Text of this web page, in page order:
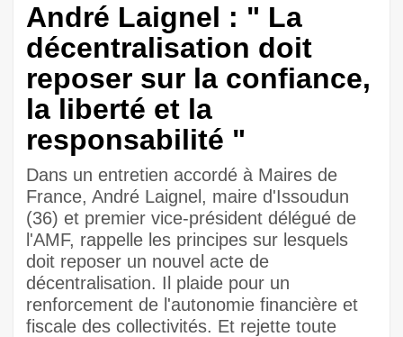
André Laignel : " La
décentralisation doit
reposer sur la confiance,
la liberté et la
responsabilité "
Dans un entretien accordé à Maires de
France, André Laignel, maire d'Issoudun
(36) et premier vice-président délégué de
l'AMF, rappelle les principes sur lesquels
doit reposer un nouvel acte de
décentralisation. Il plaide pour un
renforcement de l'autonomie financière et
fiscale des collectivités. Et rejette toute